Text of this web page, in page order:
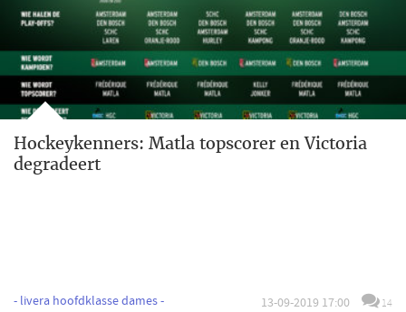
Hockeykenners: Matla topscorer en Victoria
degradeert
- livera hoofdklasse dames - 13-09-2019 17:00 14